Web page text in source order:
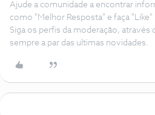
Ajude a comunidade a encontrar
como "Melhor Resposta" e faça
Siga os perfis da moderação, através
sempre a par das ultimas novidades.